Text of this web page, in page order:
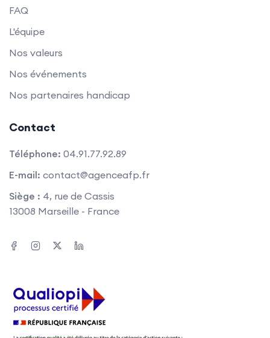
FAQ
L'équipe
Nos valeurs
Nos événements
Nos partenaires handicap
Contact
Téléphone: 04.91.77.92.89
E-mail: contact@agenceafp.fr
Siège : 4, rue de Cassis
13008 Marseille - France